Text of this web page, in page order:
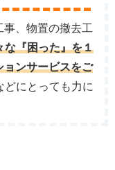
、物置の撤去工
な『困った』を１
ョンサービスをご
どにとっても力に